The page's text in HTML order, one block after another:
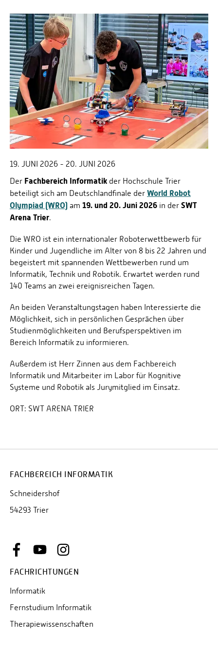
19. JUNI 2026 - 20. JUNI 2026
Der Fachbereich Informatik der Hochschule Trier
beteiligt sich am Deutschlandfinale der World Robot
Olympiad (WRO) am 19. und 20. Juni 2026 in der SWT
Arena Trier.
Die WRO ist ein internationaler Roboterwettbewerb für
Kinder und Jugendliche im Alter von 8 bis 22 Jahren und
begeistert mit spannenden Wettbewerben rund um
Informatik, Technik und Robotik. Erwartet werden rund
140 Teams an zwei ereignisreichen Tagen.
An beiden Veranstaltungstagen haben Interessierte die
Möglichkeit, sich in persönlichen Gesprächen über
Studienmöglichkeiten und Berufsperspektiven im
Bereich Informatik zu informieren.
Außerdem ist Herr Zinnen aus dem Fachbereich
Informatik und Mitarbeiter im Labor für Kognitive
Systeme und Robotik als Jurymitglied im Einsatz.
ORT: SWT ARENA TRIER
FACHBEREICH INFORMATIK
Schneidershof
54293 Trier
FACHRICHTUNGEN
Informatik
Fernstudium Informatik
Therapiewissenschaften